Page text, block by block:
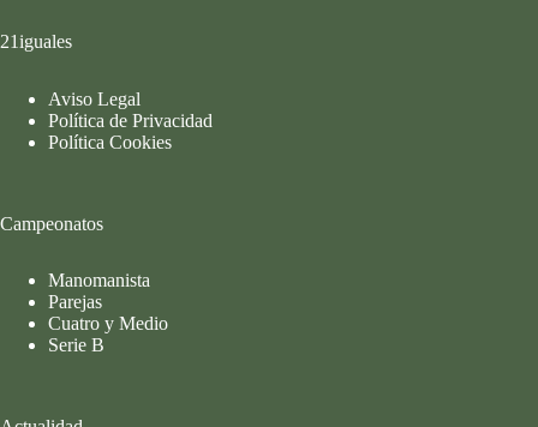
21iguales
Aviso Legal
Política de Privacidad
Política Cookies
Campeonatos
Manomanista
Parejas
Cuatro y Medio
Serie B